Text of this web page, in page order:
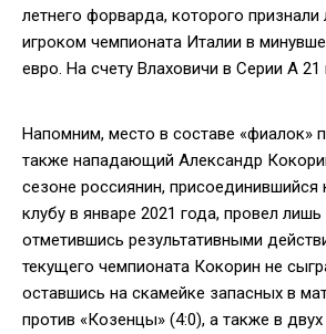
летнего форварда, которого
игроком чемпионата Италии в
евро. На счету Влаховичи в Серии А 21
Напомним, место в составе «фиалок»
также нападающий Александр
сезоне россиянин, присоединившийся
клубу в январе 2021 года, провел
отметившись результативными
текущего чемпионата Кокорин не
оставшись на скамейке запасных в
против «Козенцы» (4:0), а также в